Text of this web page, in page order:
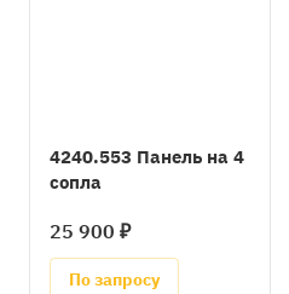
4240.553 Панель на 4
сопла
25 900 ₽
По запросу